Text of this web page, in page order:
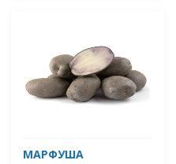
МАРФУША